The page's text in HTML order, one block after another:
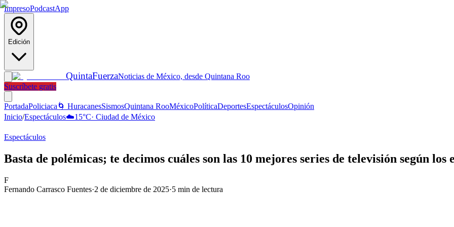
ImpresoPodcastApp
Edición
QuintaFuerzaNoticias de México, desde Quintana Roo
Suscríbete gratis
PortadaPoliciaca 🌀 HuracanesSismosQuintana RooMéxicoPolíticaDeportesEspectáculosOpinión
Inicio/Espectáculos☁️15°C· Ciudad de México
Espectáculos
Basta de polémicas; te decimos cuáles son las 10 mejores series de televisión según los
F
Fernando Carrasco Fuentes·2 de diciembre de 2025·5 min de lectura